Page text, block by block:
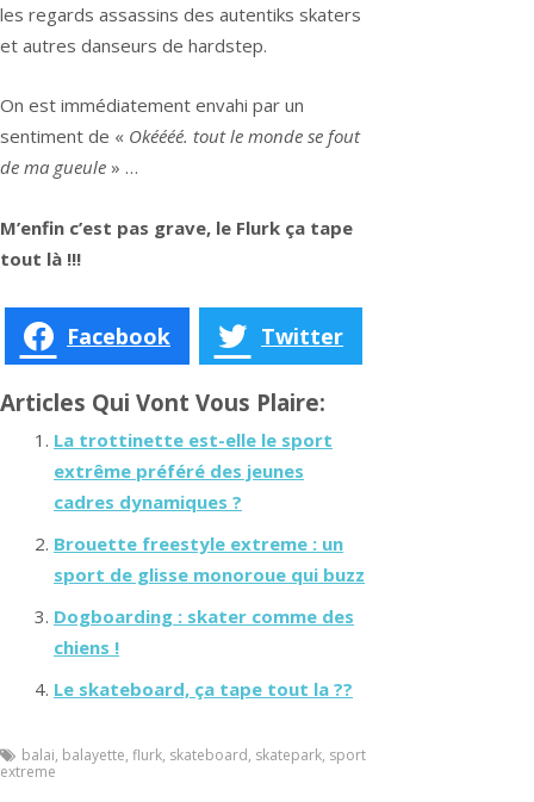
les regards assassins des autentiks skaters
et autres danseurs de hardstep.
On est immédiatement envahi par un
sentiment de « Okéééé. tout le monde se fout
de ma gueule » …
M’enfin c’est pas grave, le Flurk ça tape
tout là !!!
Facebook Twitter
Articles Qui Vont Vous Plaire:
La trottinette est-elle le sport
extrême préféré des jeunes
cadres dynamiques ?
Brouette freestyle extreme : un
sport de glisse monoroue qui buzz
Dogboarding : skater comme des
chiens !
Le skateboard, ça tape tout la ??
balai, balayette, flurk, skateboard, skatepark, sport
extreme